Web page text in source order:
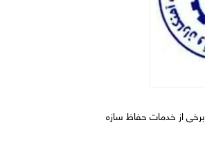
برخی از خدمات حفاظ سازه